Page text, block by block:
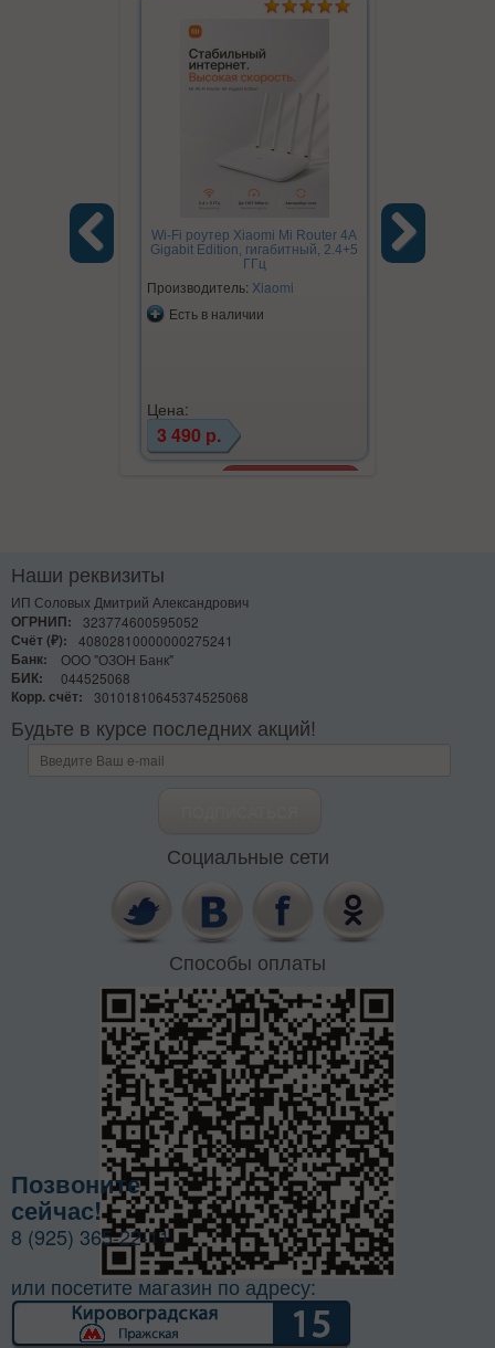
Wi-Fi роутер Xiaomi Mi Router 4A
Gigabit Edition, гигабитный, 2.4+5
ГГц
Производитель: Xiaomi
Есть в наличии
Цена:
3 490 р.
Наушники
Наши реквизиты
ИП Соловых Дмитрий Александрович
ОГРНИП:
323774600595052
Счёт (₽):
40802810000000275241
Банк:
ООО "ОЗОН Банк"
БИК:
044525068
Корр. счёт:
30101810645374525068
Будьте в курсе последних акций!
Социальные сети
Способы оплаты
Позвоните
сейчас!
8 (925) 365-22-11
или посетите магазин по адресу: